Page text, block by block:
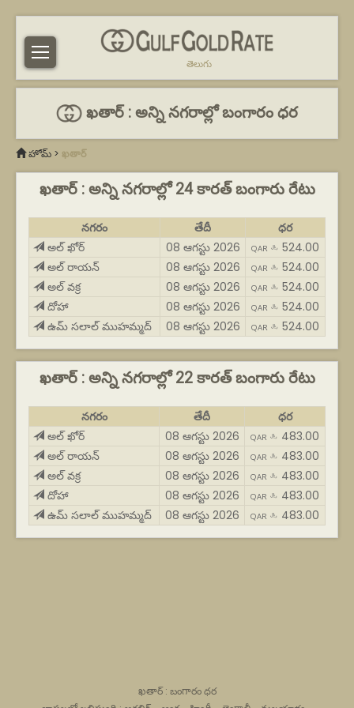
తెలుగు
ఖతార్ : అన్ని నగరాల్లో బంగారం ధర
హోమ్ > ఖతార్
ఖతార్ : అన్ని నగరాల్లో 24 కారత్ బంగారు రేటు
నగరం తేదీ
ధర
అల్ ఖోర్
08 ఆగస్టు 2026 QAR ﷼ 524.00
అల్ రాయన్
08 ఆగస్టు 2026 QAR ﷼ 524.00
అల్ వక్ర
08 ఆగస్టు 2026 QAR ﷼ 524.00
దోహా
08 ఆగస్టు 2026 QAR ﷼ 524.00
ఉమ్ సలాల్ ముహమ్మద్
08 ఆగస్టు 2026 QAR ﷼ 524.00
ఖతార్ : అన్ని నగరాల్లో 22 కారత్ బంగారు రేటు
నగరం తేదీ
ధర
అల్ ఖోర్
08 ఆగస్టు 2026 QAR ﷼ 483.00
అల్ రాయన్
08 ఆగస్టు 2026 QAR ﷼ 483.00
అల్ వక్ర
08 ఆగస్టు 2026 QAR ﷼ 483.00
దోహా
08 ఆగస్టు 2026 QAR ﷼ 483.00
ఉమ్ సలాల్ ముహమ్మద్
08 ఆగస్టు 2026 QAR ﷼ 483.00
ఖతార్ : బంగారం ధర